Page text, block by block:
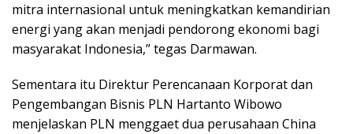
mitra internasional untuk meningkatkan kemandirian
energi yang akan menjadi pendorong ekonomi bagi
masyarakat Indonesia,” tegas Darmawan.
Sementara itu Direktur Perencanaan Korporat dan
Pengembangan Bisnis PLN Hartanto Wibowo
menjelaskan PLN menggaet dua perusahaan China